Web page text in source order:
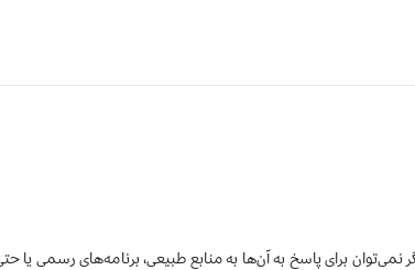
برای پاسخ به آن‌ها به منابع طبیعی، برنامه‌های رسمی یا